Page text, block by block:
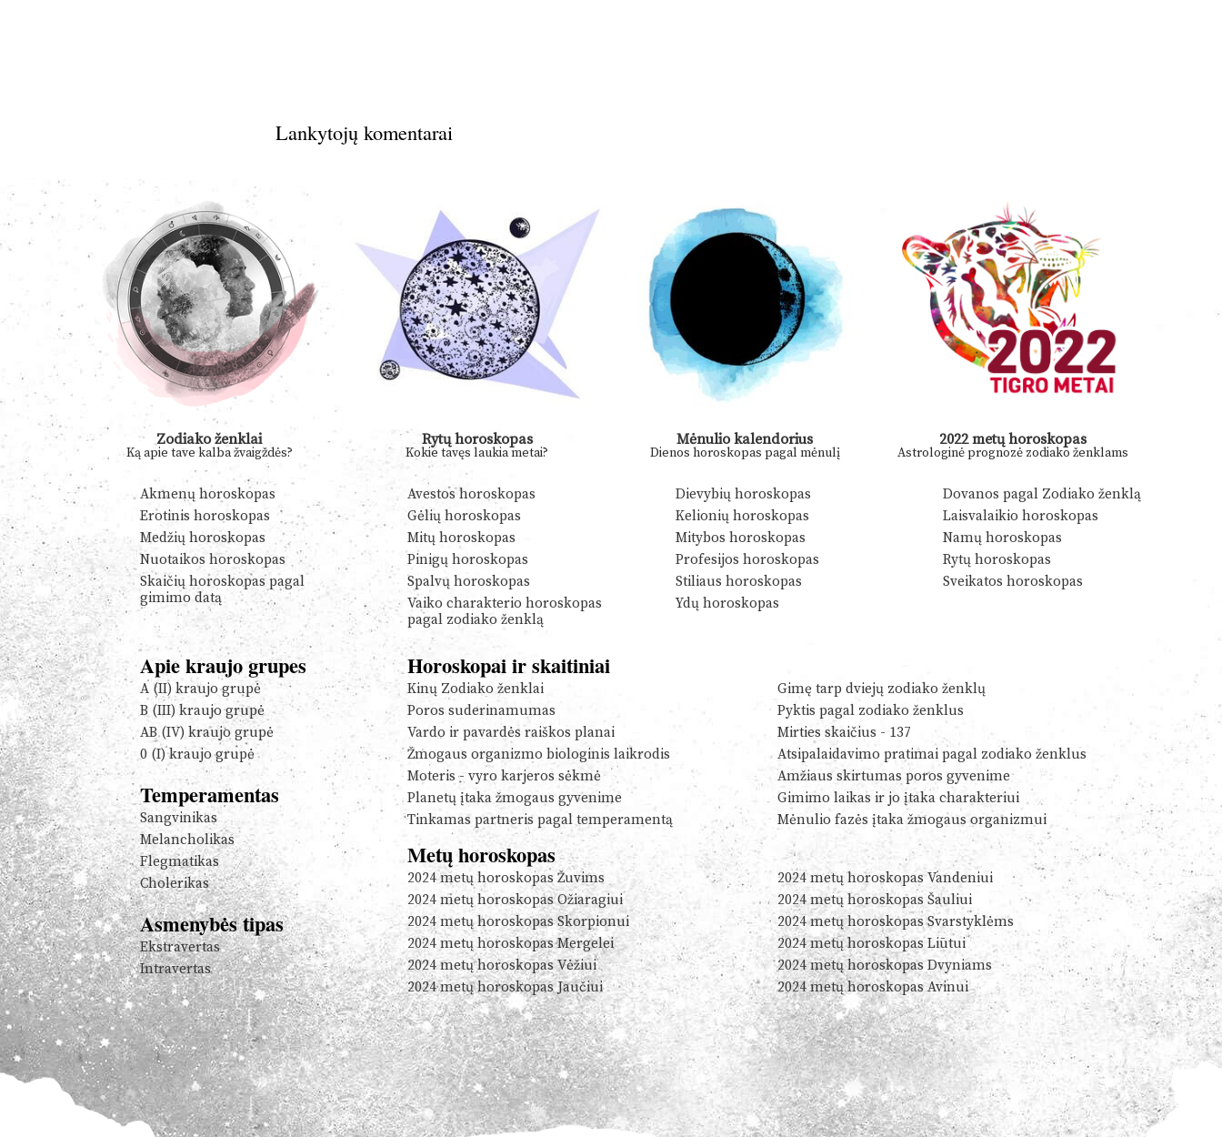
Lankytojų komentarai
Zodiako ženklai
Ką apie tave kalba žvaigždės?
Rytų horoskopas
Kokie tavęs laukia metai?
Mėnulio kalendorius
Dienos horoskopas pagal mėnulį
2022 metų horoskopas
Astrologinė prognozė zodiako ženklams
Akmenų horoskopas Avestos horoskopas Dievybių horoskopas
Dovanos pagal Zodiako ženklą
Erotinis horoskopas
Gėlių horoskopas Kelionių horoskopas
Laisvalaikio horoskopas
Medžių horoskopas
Mitų horoskopas Mitybos horoskopas
Namų horoskopas
Nuotaikos horoskopas
Pinigų horoskopas Profesijos horoskopas
Rytų horoskopas
Skaičių horoskopas pagal
gimimo datą
Spalvų horoskopas Stiliaus horoskopas
Sveikatos horoskopas
Vaiko charakterio horoskopas
pagal zodiako ženklą
Ydų horoskopas
Apie kraujo grupes
A (II) kraujo grupė
B (III) kraujo grupė
AB (IV) kraujo grupė
0 (I) kraujo grupė
Temperamentas
Sangvinikas
Melancholikas
Flegmatikas
Cholerikas
Asmenybės tipas
Ekstravertas
Intravertas
Horoskopai ir skaitiniai
Kinų Zodiako ženklai
Gimę tarp dviejų zodiako ženklų
Poros suderinamumas
Pyktis pagal zodiako ženklus
Vardo ir pavardės raiškos planai
Mirties skaičius - 137
Žmogaus organizmo biologinis laikrodis
Atsipalaidavimo pratimai pagal zodiako ženklus
Moteris - vyro karjeros sėkmė
Amžiaus skirtumas poros gyvenime
Planetų įtaka žmogaus gyvenime
Gimimo laikas ir jo įtaka charakteriui
Tinkamas partneris pagal temperamentą
Mėnulio fazės įtaka žmogaus organizmui
Metų horoskopas
2024 metų horoskopas Žuvims
2024 metų horoskopas Vandeniui
2024 metų horoskopas Ožiaragiui
2024 metų horoskopas Šauliui
2024 metų horoskopas Skorpionui
2024 metų horoskopas Svarstyklėms
2024 metų horoskopas Mergelei
2024 metų horoskopas Liūtui
2024 metų horoskopas Vėžiui
2024 metų horoskopas Dvyniams
2024 metų horoskopas Jaučiui
2024 metų horoskopas Avinui